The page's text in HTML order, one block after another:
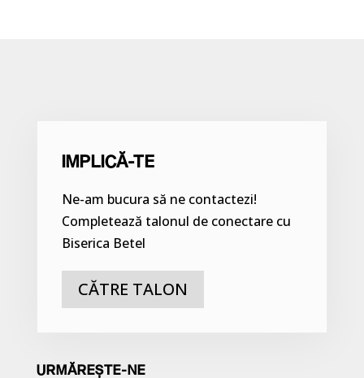
IMPLICĂ-TE
Ne-am bucura să ne contactezi!
Completează talonul de conectare cu
Biserica Betel
CĂTRE TALON
URMĂREȘTE-NE